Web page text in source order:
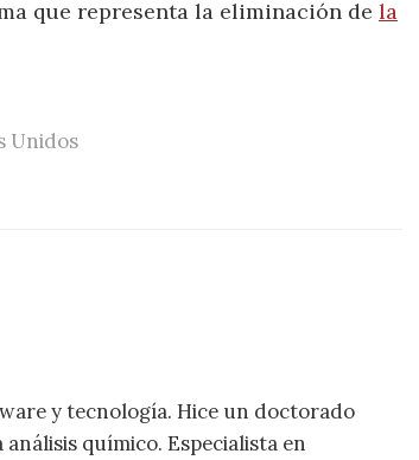
que representa la eliminación de la
Unidos
y tecnología. Hice un doctorado
químico. Especialista en